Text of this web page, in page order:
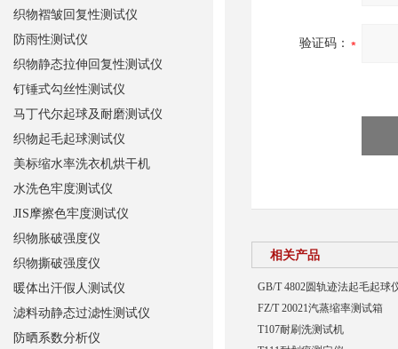
验证码：
相关产品
GB/T 4802圆轨迹法起毛起球
FZ/T 20021汽蒸缩率测试箱
T107耐刷洗测试机
织物褶皱回复性测试仪
防雨性测试仪
织物静态拉伸回复性测试仪
钉锤式勾丝性测试仪
马丁代尔起球及耐磨测试仪
织物起毛起球测试仪
美标缩水率洗衣机烘干机
水洗色牢度测试仪
JIS摩擦色牢度测试仪
织物胀破强度仪
织物撕破强度仪
暖体出汗假人测试仪
滤料动静态过滤性测试仪
防晒系数分析仪